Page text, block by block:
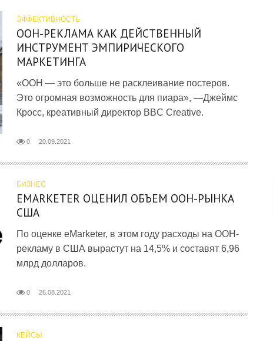
ЭФФЕКТИВНОСТЬ
OOH-РЕКЛАМА КАК ДЕЙСТВЕННЫЙ
ИНСТРУМЕНТ ЭМПИРИЧЕСКОГО
МАРКЕТИНГА
«OOH — это больше не расклеивание постеров.
Это огромная возможность для пиара», —Джеймс
Кросс, креативный директор BBC Creative.
0 20.09.2021
БИЗНЕС
EMARKETER ОЦЕНИЛ ОБЪЕМ OOH-РЫНКА
США
По оценке eMarketer, в этом году расходы на OOH-
рекламу в США вырастут на 14,5% и составят 6,96
млрд долларов.
0 26.08.2021
КЕЙСЫ